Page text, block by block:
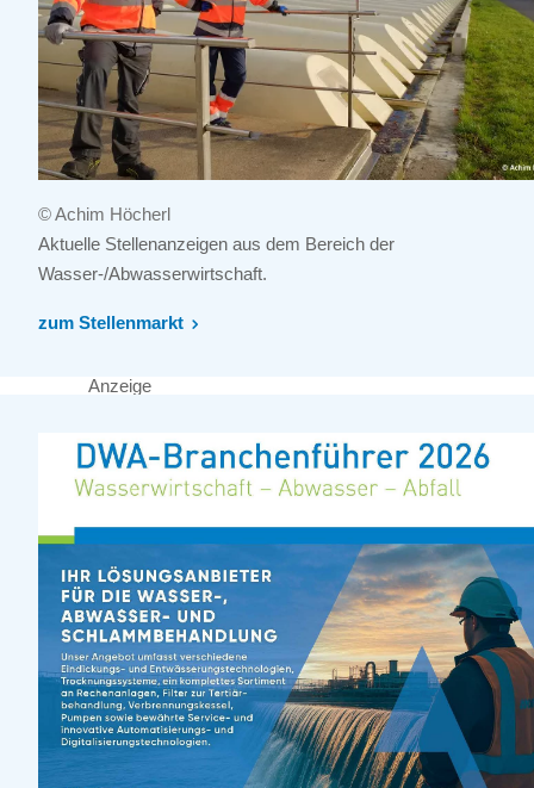
© Achim Höcherl
Aktuelle Stellenanzeigen aus dem Bereich der
Wasser-/Abwasserwirtschaft.
zum Stellenmarkt
Anzeige